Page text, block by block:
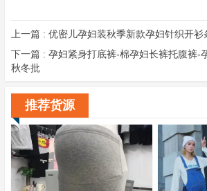
上一篇 : 优密儿孕妇装秋季新款孕妇针织开衫
下一篇 : 孕妇紧身打底裤-棉孕妇长裤托腹裤-
秋冬批
推荐货源